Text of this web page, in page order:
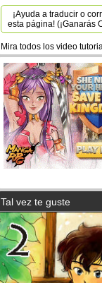
¡Ayuda a traducir o
esta página! (¡Ganarás
Mira todos los video
Tal vez te guste